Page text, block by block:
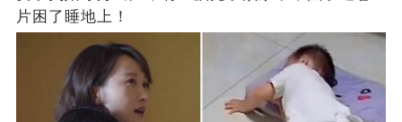
片困了睡地上！